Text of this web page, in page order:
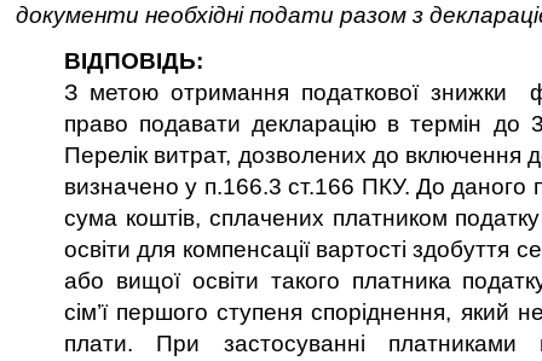
документи необхідні подати разом з
ВІДПОВІДЬ:
З метою отримання податкової знижки
право подавати декларацію в термін до
Перелік витрат, дозволених до включення
визначено у п.166.3 ст.166 ПКУ. До даного
сума коштів, сплачених платником
освіти для компенсації вартості здобуття
або вищої освіти такого платника
сім’ї першого ступеня споріднення, який
плати. При застосуванні платниками